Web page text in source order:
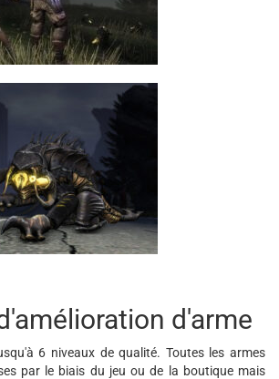
d'arme
6 niveaux de qualité. Toutes les armes
par le biais du jeu ou de la boutique mais